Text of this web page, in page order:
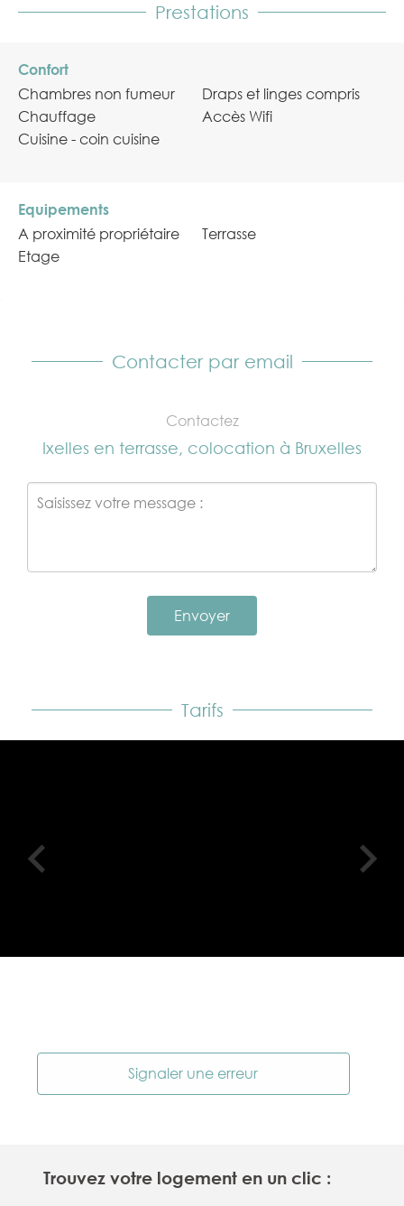
Prestations
Confort
Chambres non fumeur
Chauffage
Cuisine - coin cuisine
Draps et linges compris
Accès Wifi
Equipements
A proximité propriétaire
Etage
Terrasse
Contacter par email
Contactez
Ixelles en terrasse, colocation à Bruxelles
Envoyer
Tarifs
Signaler une erreur
Trouvez votre logement en un clic :